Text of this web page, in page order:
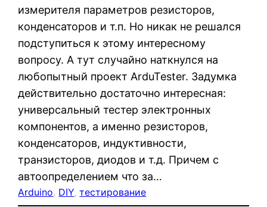
измерителя параметров резисторов,
конденсаторов и т.п. Но никак не решался
подступиться к этому интересному
вопросу. А тут случайно наткнулся на
любопытный проект ArduTester. Задумка
действительно достаточно интересная:
универсальный тестер электронных
компонентов, а именно резисторов,
конденсаторов, индуктивности,
транзисторов, диодов и т.д. Причем с
автоопределением что за…
Arduino, DIY, тестирование